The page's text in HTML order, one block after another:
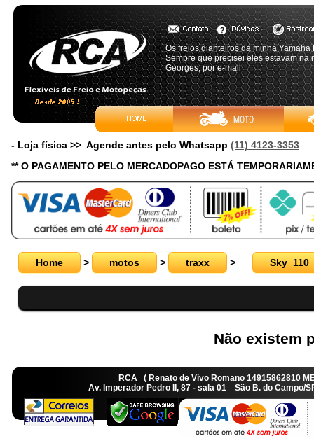
Os freios dianteiros da minha
Sempre que precisei eles estavam na
Georges, por e-mail
- Loja física >> Agende antes pelo Whatsapp (11) 4123-3353
** O PAGAMENTO PELO MERCADOPAGO ESTÁ
Home > motos > traxx > Sky_110
Não existem
RCA ( Renato de Vivo Romano
Av. Imperador Pedro II, 87 - sala 01 São B. do